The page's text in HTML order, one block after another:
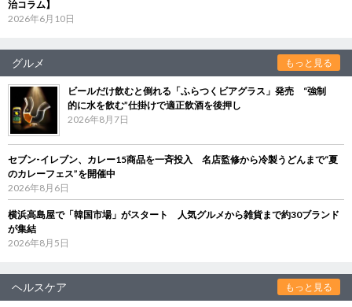
治コラム】
2026年6月10日
グルメ もっと見る
ビールだけ飲むと倒れる「ふらつくビアグラス」発売 “強制
的に水を飲む”仕掛けで適正飲酒を後押し
2026年8月7日
セブン‐イレブン、カレー15商品を一斉投入 名店監修から冷製うどんまで“夏
のカレーフェス”を開催中
2026年8月6日
横浜高島屋で「韓国市場」がスタート 人気グルメから雑貨まで約30ブランド
が集結
2026年8月5日
ヘルスケア もっと見る